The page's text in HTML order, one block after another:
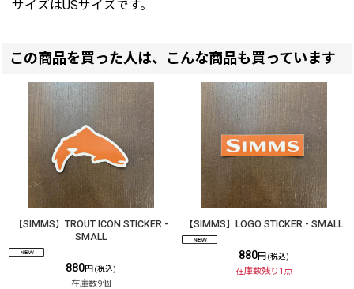
サイズはUSサイズです。
この商品を買った人は、こんな商品も買っています
【SIMMS】TROUT ICON STICKER -
SMALL
880円 (税込)
在庫数9個
【SIMMS】LOGO STICKER - SMALL
880円 (税込)
在庫数残り1点